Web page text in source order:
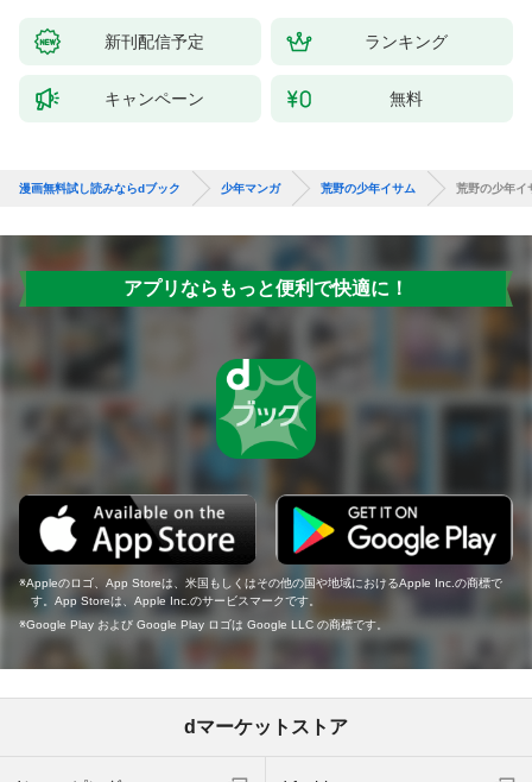
（１）
新刊配信予定 ランキング
キャンペーン 無料
漫画無料試し読みならdブック 少年マンガ 荒野の少年イサム 荒野の少年イ
アプリならもっと便利で快適に！
Appleのロゴ、App Storeは、米国もしくはその他の国や地域におけるApple Inc.の商標で
す。App Storeは、Apple Inc.のサービスマークです。
Google Play および Google Play ロゴは Google LLC の商標です。
dマーケットストア